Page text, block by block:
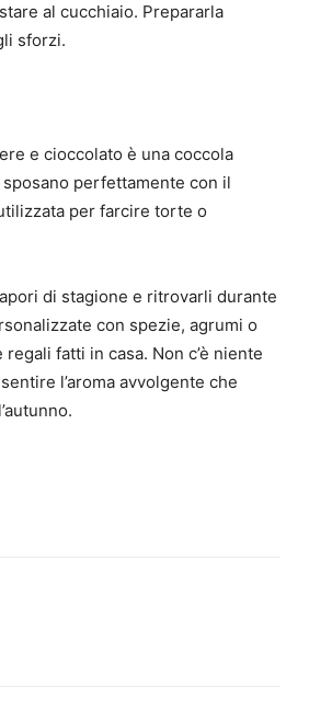
al cucchiaio. Prepararla
sforzi.
e cioccolato è una coccola
perfettamente con il
per farcire torte o
di stagione e ritrovarli durante
con spezie, agrumi o
fatti in casa. Non c’è niente
l’aroma avvolgente che